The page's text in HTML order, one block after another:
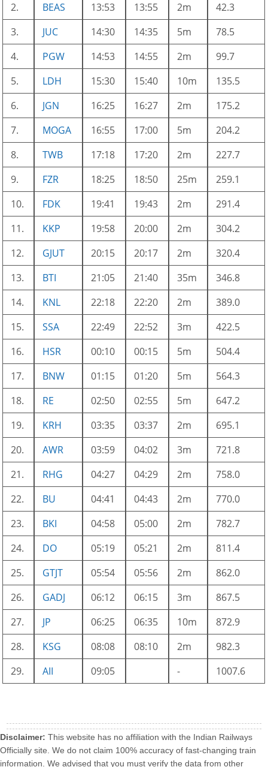
2.
BEAS 13:53 13:55 2m
42.3
3.
JUC 14:30 14:35 5m
78.5
4.
PGW 14:53 14:55 2m
99.7
5.
LDH 15:30 15:40 10m
135.5
6.
JGN 16:25 16:27 2m
175.2
7.
MOGA 16:55 17:00 5m
204.2
8.
TWB 17:18 17:20 2m
227.7
9.
FZR 18:25 18:50 25m
259.1
10.
FDK 19:41 19:43 2m
291.4
11.
KKP 19:58 20:00 2m
304.2
12.
GJUT 20:15 20:17 2m
320.4
13.
BTI 21:05 21:40 35m
346.8
14.
KNL 22:18 22:20 2m
389.0
15.
SSA 22:49 22:52 3m
422.5
16.
HSR 00:10 00:15 5m
504.4
17.
BNW 01:15 01:20 5m
564.3
18.
RE 02:50 02:55 5m
647.2
19.
KRH 03:35 03:37 2m
695.1
20.
AWR 03:59 04:02 3m
721.8
21.
RHG 04:27 04:29 2m
758.0
22.
BU 04:41 04:43 2m
770.0
23.
BKI 04:58 05:00 2m
782.7
24.
DO 05:19 05:21 2m
811.4
25.
GTJT 05:54 05:56 2m
862.0
26.
GADJ 06:12 06:15 3m
867.5
27.
JP 06:25 06:35 10m
872.9
28.
KSG 08:08 08:10 2m
982.3
29.
AII 09:05 - 1007.6
Disclaimer: This website has no affiliation with the Indian Railways
Officially site. We do not claim 100% accuracy of fast-changing train
information. We advised that you must verify the data from other